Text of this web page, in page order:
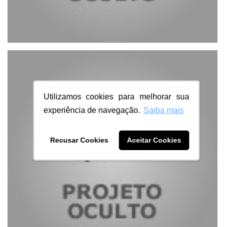
Utilizamos cookies para melhorar sua
experiência de navegação. Saiba mais
Recusar Cookies Aceitar Cookies